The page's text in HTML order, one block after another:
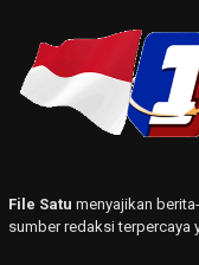
File Satu menyajikan
sumber redaksi terpercaya